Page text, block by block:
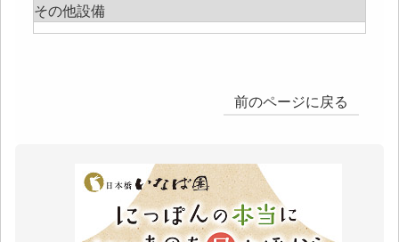
その他設備
前のページに戻る